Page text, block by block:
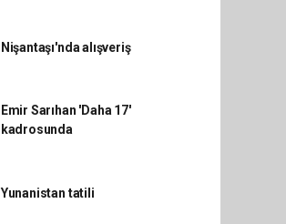
Nişantaşı'nda alışveriş
Emir Sarıhan 'Daha 17'
kadrosunda
Yunanistan tatili